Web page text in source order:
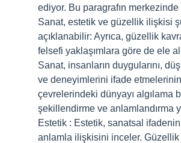
ediyor. Bu paragrafın
Sanat, estetik ve güzellik ilişkisi
açıklanabilir: Ayrıca, güzellik
felsefi yaklaşımlara göre de ele
Sanat, insanların duygularını,
ve deneyimlerini ifade etmelerinin
çevrelerindeki dünyayı algılama
şekillendirme ve anlamlandırma
Estetik : Estetik, sanatsal
anlamla ilişkisini inceler. Güzellik